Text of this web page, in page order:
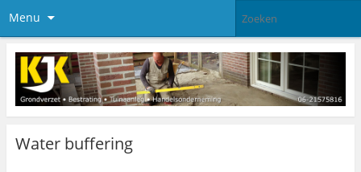
Menu
Water buffering